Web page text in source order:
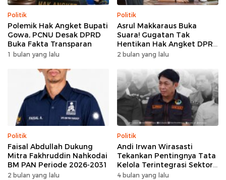
Politik
Polemik Hak Angket Bupati
Gowa, PCNU Desak DPRD
Buka Fakta Transparan
1 bulan yang lalu
Politik
Asrul Makkaraus Buka
Suara! Gugatan Tak
Hentikan Hak Angket DPRD
Gowa
2 bulan yang lalu
Politik
Faisal Abdullah Dukung
Mitra Fakhruddin Nahkodai
BM PAN Periode 2026-2031
2 bulan yang lalu
Politik
Andi Irwan Wirasasti
Tekankan Pentingnya Tata
Kelola Terintegrasi Sektor
Peternakan Sulsel
4 bulan yang lalu